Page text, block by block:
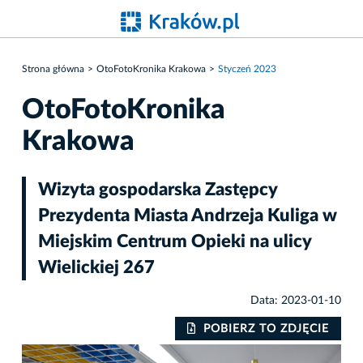
Strona główna OtoFotoKronika Krakowa Styczeń 2023
OtoFotoKronika
Krakowa
Wizyta gospodarska Zastępcy
Prezydenta Miasta Andrzeja Kuliga w
Miejskim Centrum Opieki na ulicy
Wielickiej 267
Data: 2023-01-10
POBIERZ TO ZDJĘCIE